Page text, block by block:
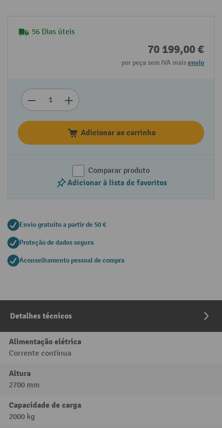
56 Dias úteis
70 199,00 €
por peça sem IVA maisenvio
Adicionar ao carrinho
Comparar produto
Adicionar à lista de favoritos
Envio gratuito a partir de 50 €
Proteção de dados segura
Aconselhamento pessoal de compra
Detalhes técnicos
Alimentação elétrica
Corrente contínua
Altura
2700 mm
Capacidade de carga
2000 kg